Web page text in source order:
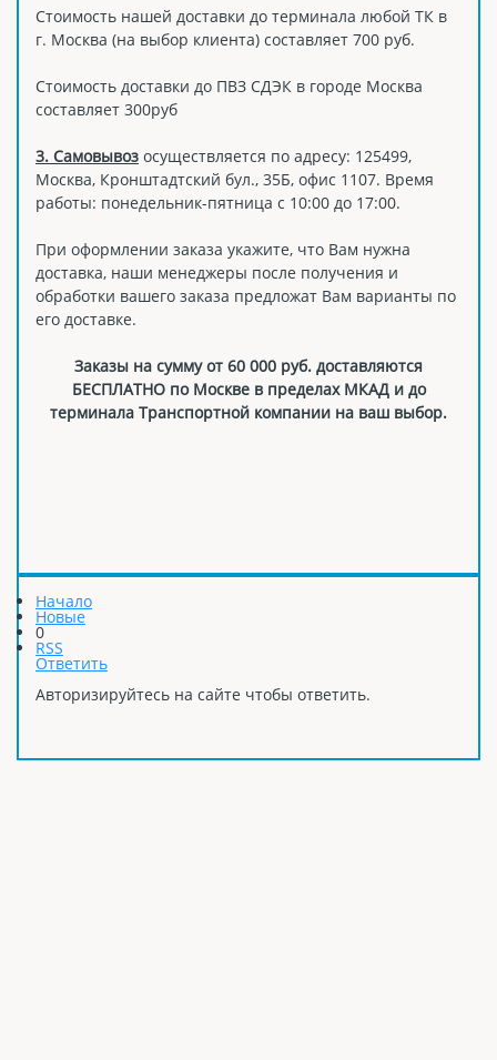
Стоимость нашей доставки до терминала любой ТК в
г. Москва (на выбор клиента) составляет 700 руб.
Стоимость доставки до ПВЗ СДЭК в городе Москва
составляет 300руб
3. Самовывоз осуществляется по адресу: 125499,
Москва, Кронштадтский бул., 35Б, офис 1107. Время
работы: понедельник-пятница с 10:00 до 17:00.
При оформлении заказа укажите, что Вам нужна
доставка, наши менеджеры после получения и
обработки вашего заказа предложат Вам варианты по
его доставке.
Заказы на сумму от 60 000 руб. доставляются
БЕСПЛАТНО по Москве в пределах МКАД и до
терминала Транспортной компании на ваш выбор.
Начало
Новые
0
RSS
Ответить
Авторизируйтесь на сайте чтобы ответить.